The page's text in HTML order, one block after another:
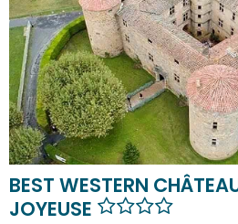
BEST WESTERN
JOYEUSE